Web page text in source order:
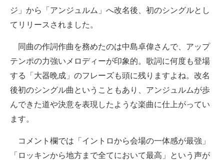
ジ」から「アンジュルム」へ改名後、初のシングルとし
てリリースされました。
同曲の作詞作曲を務めたのは中島卓偉さんで、アップ
テンポの力強いメロディーが印象的。歌詞に何度も登場
する「大器晩成」のフレーズも頭に残りますよね。改名
後初のシングル曲ということもあり、アンジュルムが歩
んできた道や決意を表現したような楽曲に仕上がってい
ます。
コメント欄では「イントロから会場の一体感が最強」
「ロッキンから地方まで全てにおいて最高」という声が